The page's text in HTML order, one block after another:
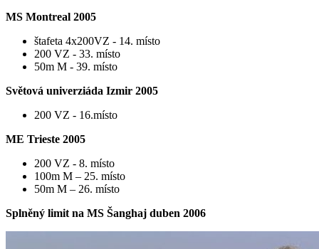
MS Montreal 2005
štafeta 4x200VZ - 14. místo
200 VZ - 33. místo
50m M - 39. místo
Světová univerziáda Izmir 2005
200 VZ - 16.místo
ME Trieste 2005
200 VZ - 8. místo
100m M – 25. místo
50m M – 26. místo
Splněný limit na MS Šanghaj duben 2006